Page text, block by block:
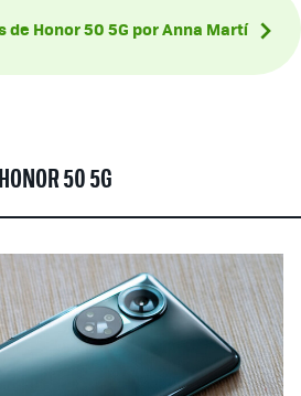
de Honor 50 5G por Anna Martí
50 5G